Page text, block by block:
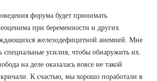
форума будет принимать
при беременности и других
железодефицитной анемией. Мне
усилия, чтобы обнаружить их.
на деле оказалась вовсе не такой
К счастью, мы хорошо поработали в